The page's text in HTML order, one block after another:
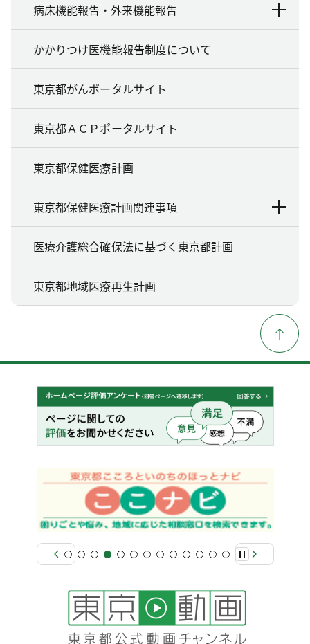
病床機能報告・外来機能報告
かかりつけ医機能報告制度について
東京都がんポータルサイト
東京都ＡＣＰポータルサイト
東京都保健医療計画
東京都保健医療計画関連事項
医療介護総合確保法に基づく東京都計画
東京都地域医療再生計画